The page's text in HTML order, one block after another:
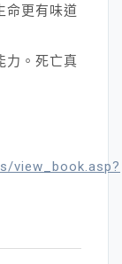
命更有味道
力。死亡真
view_book.asp?